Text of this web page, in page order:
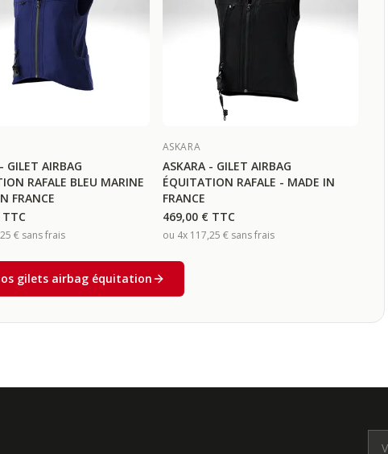
GILET AIRBAG
RAFALE BLEU MARINE
FRANCE
TTC
€ sans frais
ASKARA
ASKARA - GILET AIRBAG
ÉQUITATION RAFALE - MADE IN
FRANCE
469,00 €TTC
ou 4x 117,25 €sans frais
gilets airbag équitation